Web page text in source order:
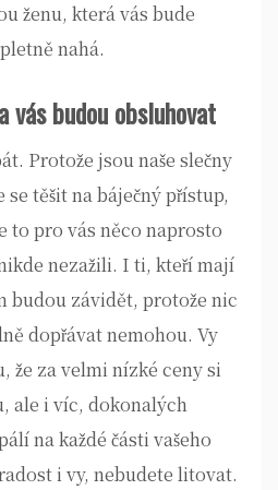
ženu, která vás bude
nahá.
vás budou obsluhovat
Protože jsou naše slečny
těšit na báječný přístup,
to pro vás něco naprosto
nezažili. I ti, kteří mají
budou závidět, protože nic
dopřávat nemohou. Vy
že za velmi nízké ceny si
ale i víc, dokonalých
na každé části vašeho
i vy, nebudete litovat.